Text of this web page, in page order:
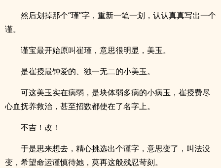
然后划掉那个“瑾”字，重新一笔一划，认认真真写出一个
谨。
谨宝最开始原叫崔瑾，意思很明显，美玉。
是崔授最钟爱的、独一无二的小美玉。
可这美玉实在病弱，是块体弱多病的小病玉，崔授费尽
心血抚养救治，甚至招数都使在了名字上。
不吉！改！
于是思来想去，精心挑选出个谨字，意思变了，叫法没
变，希望命运谨慎待她，莫再这般残忍苛刻。